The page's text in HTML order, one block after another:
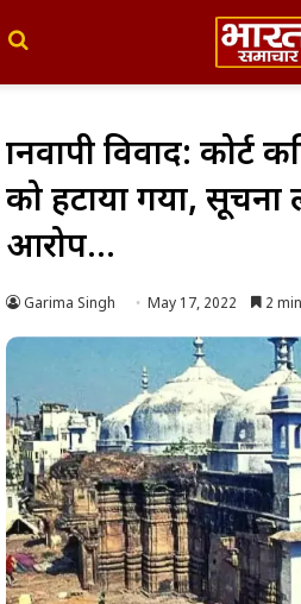
ज्ञानवापी विवाद: कोर्ट
को हटाया गया,
आरोप…
Garima Singh May 17, 2022 2